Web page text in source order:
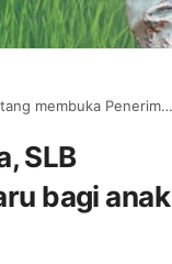
Baru bagi anak Berkebutuhan Khusus
SLB
bagi anak